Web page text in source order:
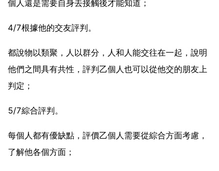
個人還是需要自身去接觸後才能知道；
4/7根據他的交友評判。
都說物以類聚，人以群分，人和人能交往在一起，說明
他們之間具有共性，評判乙個人也可以從他交的朋友上
判定；
5/7綜合評判。
每個人都有優缺點，評價乙個人需要從綜合方面考慮，
了解他各個方面；